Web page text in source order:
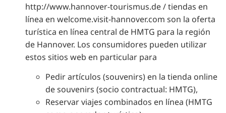
http://www.hannover-tourismus.de / tiendas en
línea en welcome.visit-hannover.com son la oferta
turística en línea central de HMTG para la región
de Hannover. Los consumidores pueden utilizar
estos sitios web en particular para
Pedir artículos (souvenirs) en la tienda online
de souvenirs (socio contractual: HMTG),
Reservar viajes combinados en línea (HMTG